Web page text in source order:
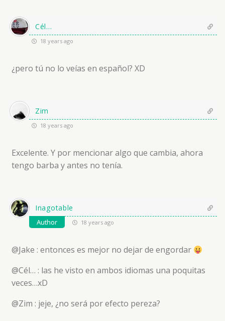
Cél...
18 years ago
¿pero tú no lo veías en español? XD
Zim
18 years ago
Excelente. Y por mencionar algo que cambia, ahora
tengo barba y antes no tenía.
Inagotable
Author 18 years ago
@Jake : entonces es mejor no dejar de engordar
@Cél… : las he visto en ambos idiomas una poquitas
veces…xD
@Zim : jeje, ¿no será por efecto pereza?